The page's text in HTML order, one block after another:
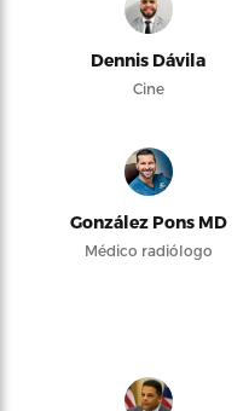
Dennis Dávila
Cine
González Pons MD
Médico radiólogo